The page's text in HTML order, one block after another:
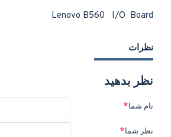
Lenovo B560 I/O Board
نظرات
نظر بدهید
نام شما
نظر شما